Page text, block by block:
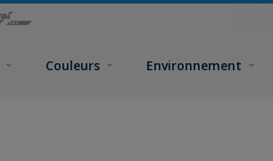
Couleurs Environnement